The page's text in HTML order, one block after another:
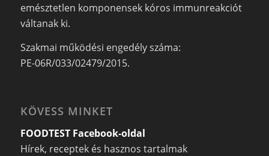
emésztetlen komponensek kóros immunreakciót
váltanak ki.
Szakmai működési engedély száma:
PE-06R/033/02479/2015.
KÖVESS MINKET
FOODTEST Facebook-oldal
Hírek, receptek és hasznos tartalmak